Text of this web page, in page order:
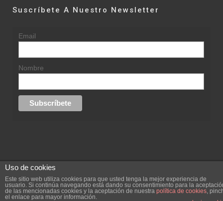
Suscríbete A Nuestro Newsletter
Email
Nombre
replica rolex datejust replica rolex day date
Creada por
Uso de cookies
Este sitio web utiliza cookies para que usted tenga la mejor experiencia de
usuario. Si continúa navegando está dando su consentimiento para la
de las mencionadas cookies y la aceptación de nuestra política de cookies,
el enlace para mayor información.